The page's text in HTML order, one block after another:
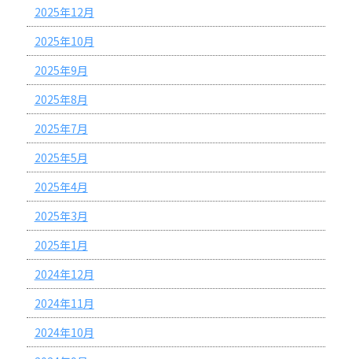
2025年12月
2025年10月
2025年9月
2025年8月
2025年7月
2025年5月
2025年4月
2025年3月
2025年1月
2024年12月
2024年11月
2024年10月